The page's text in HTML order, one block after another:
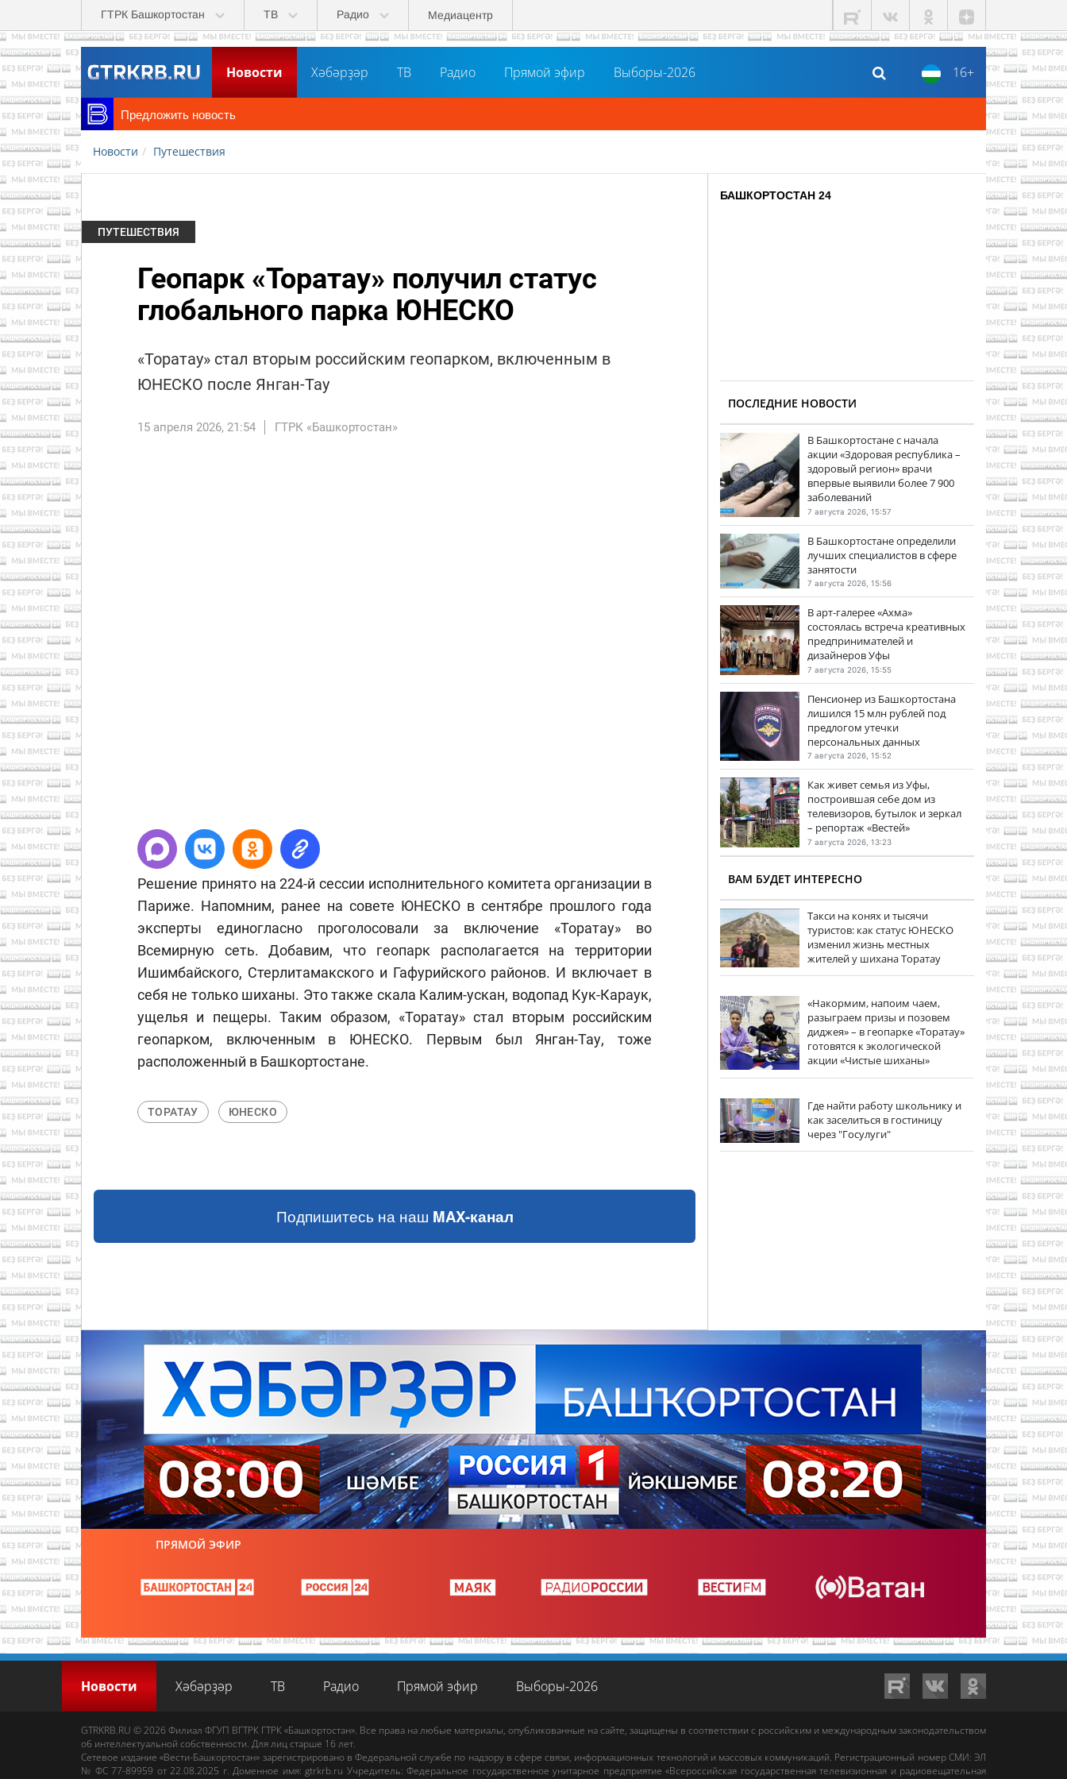
Перейти к основному содержанию
ГТРК Башкортостан ТВ Радио Медиацентр
16+
Новости Хәбәрҙәр ТВ Радио Прямой эфир Выборы-2026
Предложить новость
Новости Путешествия
ПУТЕШЕСТВИЯ
Геопарк «Торатау» получил статус
глобального парка ЮНЕСКО
«Торатау» стал вторым российским геопарком, включенным в
ЮНЕСКО после Янган-Тау
15 апреля 2026, 21:54 ГТРК «Башкортостан»
Решение принято на 224-й сессии исполнительного комитета организации в
Париже. Напомним, ранее на совете ЮНЕСКО в сентябре прошлого года
эксперты единогласно проголосовали за включение «Торатау» во
Всемирную сеть. Добавим, что геопарк располагается на территории
Ишимбайского, Стерлитамакского и Гафурийского районов. И включает в
себя не только шиханы. Это также скала Калим-ускан, водопад Кук-Караук,
ущелья и пещеры. Таким образом, «Торатау» стал вторым российским
геопарком, включенным в ЮНЕСКО. Первым был Янган-Тау, тоже
расположенный в Башкортостане.
ТОРАТАУ ЮНЕСКО
Подпишитесь на наш MAX-канал
БАШКОРТОСТАН 24
ПОСЛЕДНИЕ НОВОСТИ
В Башкортостане с начала
акции «Здоровая республика –
здоровый регион» врачи
впервые выявили более 7 900
заболеваний
7 августа 2026, 15:57
В Башкортостане определили
лучших специалистов в сфере
занятости
7 августа 2026, 15:56
В арт-галерее «Ахма»
состоялась встреча креативных
предпринимателей и
дизайнеров Уфы
7 августа 2026, 15:55
Пенсионер из Башкортостана
лишился 15 млн рублей под
предлогом утечки
персональных данных
7 августа 2026, 15:52
Как живет семья из Уфы,
построившая себе дом из
телевизоров, бутылок и зеркал
– репортаж «Вестей»
7 августа 2026, 13:23
ВАМ БУДЕТ ИНТЕРЕСНО
Такси на конях и тысячи
туристов: как статус ЮНЕСКО
изменил жизнь местных
жителей у шихана Торатау
«Накормим, напоим чаем,
разыграем призы и позовем
диджея» – в геопарке «Торатау»
готовятся к экологической
акции «Чистые шиханы»
Где найти работу школьнику и
как заселиться в гостиницу
через "Госулуги"
ПРЯМОЙ ЭФИР
Новости Хәбәрҙәр ТВ Радио Прямой эфир Выборы-2026
GTRKRB.RU © 2026 Филиал ФГУП ВГТРК ГТРК «Башкортостан». Все права на любые материалы, опубликованные на сайте, защищены в соответствии с российским и международным законодательством
об интеллектуальной собственности. Для лиц старше 16 лет.
Сетевое издание «Вести-Башкортостан» зарегистрировано в Федеральной службе по надзору в сфере связи, информационных технологий и массовых коммуникаций. Регистрационный номер СМИ: ЭЛ
№ ФС 77-89959 от 22.08.2025 г. Доменное имя:gtrkrb.ru Учредитель: Федеральное государственное унитарное предприятие «Всероссийская государственная телевизионная и радиовещательная